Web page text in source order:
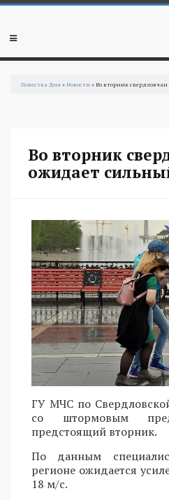
Перейти к основному содержанию
Мобильное
Повестка Дня »Новости » Во вторник
Во вторник
ожидает
ГУ МЧС по
со штормовым
предстоящий вторник.
По данным
регионе ожидается
18 м/с.